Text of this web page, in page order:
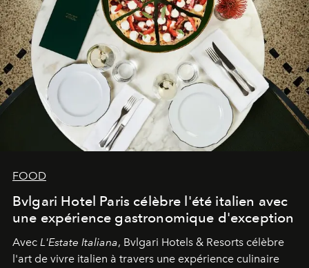
FOOD
Bvlgari Hotel Paris célèbre l'été italien avec
une expérience gastronomique d'exception
Avec L'Estate Italiana, Bvlgari Hotels & Resorts célèbre
l'art de vivre italien à travers une expérience culinaire